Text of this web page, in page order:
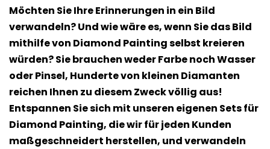
Möchten Sie Ihre Erinnerungen in ein Bild
verwandeln? Und wie wäre es, wenn Sie das Bild
mithilfe von Diamond Painting selbst kreieren
würden? Sie brauchen weder Farbe noch Wasser
oder Pinsel, Hunderte von kleinen Diamanten
reichen Ihnen zu diesem Zweck völlig aus!
Entspannen Sie sich mit unseren eigenen Sets für
Diamond Painting, die wir für jeden Kunden
maßgeschneidert herstellen, und verwandeln